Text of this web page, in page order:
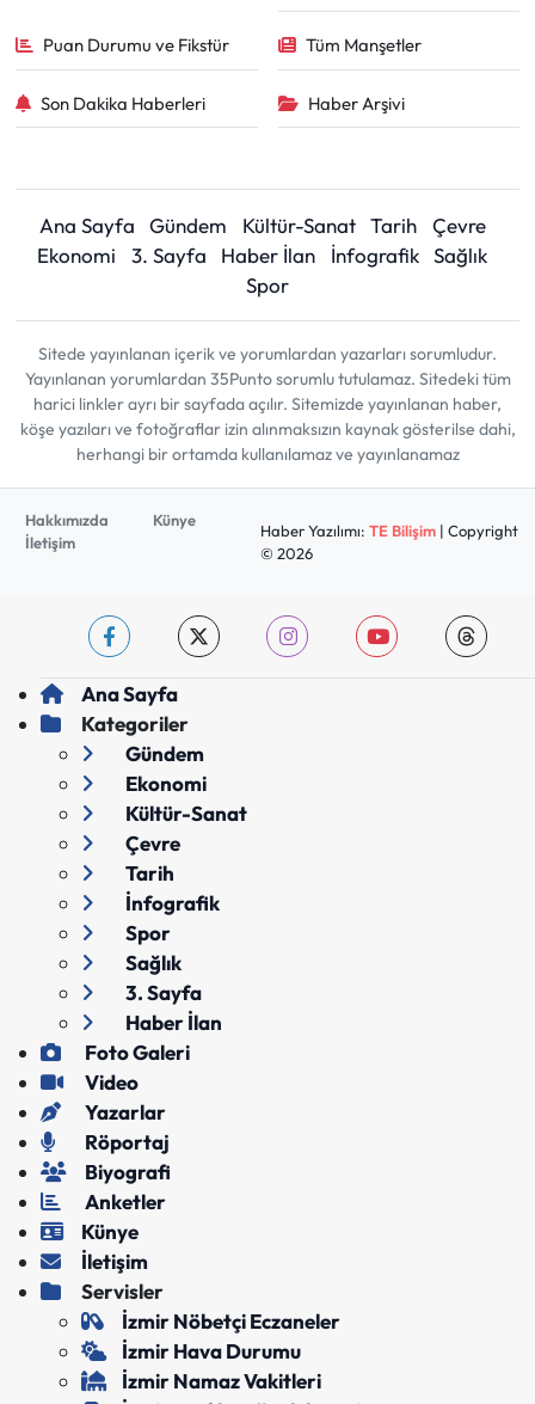
Puan Durumu ve Fikstür Tüm Manşetler
Son Dakika Haberleri Haber Arşivi
Ana Sayfa Gündem Kültür-Sanat Tarih
Çevre
Ekonomi
3. Sayfa Haber İlan İnfografik Sağlık
Spor
Sitede yayınlanan içerik ve yorumlardan yazarları sorumludur.
Yayınlanan yorumlardan 35Punto sorumlu tutulamaz. Sitedeki tüm
harici linkler ayrı bir sayfada açılır. Sitemizde yayınlanan haber,
köşe yazıları ve fotoğraflar izin alınmaksızın kaynak gösterilse dahi,
herhangi bir ortamda kullanılamaz ve yayınlanamaz
Hakkımızda
Künye
İletişim
Haber Yazılımı: TE Bilişim| Copyright
© 2026
Ana Sayfa
Kategoriler
Gündem
Ekonomi
Kültür-Sanat
Çevre
Tarih
İnfografik
Spor
Sağlık
3. Sayfa
Haber İlan
Foto Galeri
Video
Yazarlar
Röportaj
Biyografi
Anketler
Künye
İletişim
Servisler
İzmir Nöbetçi Eczaneler
İzmir Hava Durumu
İzmir Namaz Vakitleri